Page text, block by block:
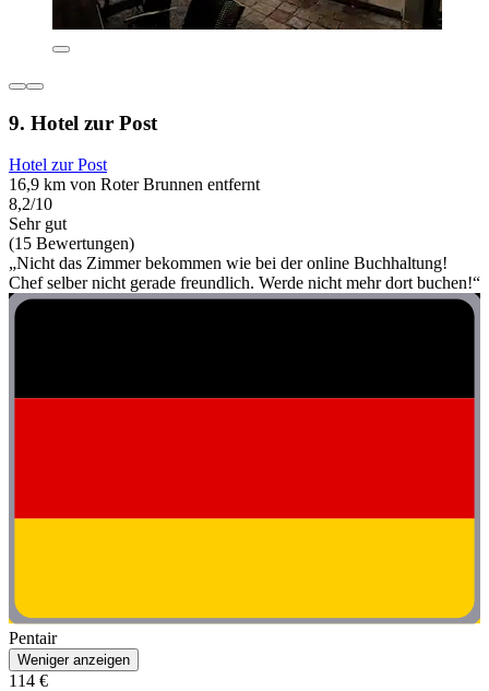
9. Hotel zur Post
Hotel zur Post
16,9 km von Roter Brunnen entfernt
8,2/10
Sehr gut
(15 Bewertungen)
„Nicht das Zimmer bekommen wie bei der online Buchhaltung!
Chef selber nicht gerade freundlich. Werde nicht mehr dort buchen!“
Pentair
Weniger anzeigen
114 €